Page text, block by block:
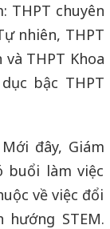
THPT chuyên
nhiên, THPT
và THPT Khoa
bậc THPT
đây, Giám
buổi làm việc
về việc đổi
STEM.